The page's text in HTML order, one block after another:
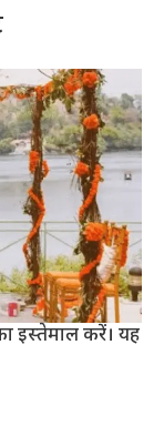
इस्तेमाल करें। यह